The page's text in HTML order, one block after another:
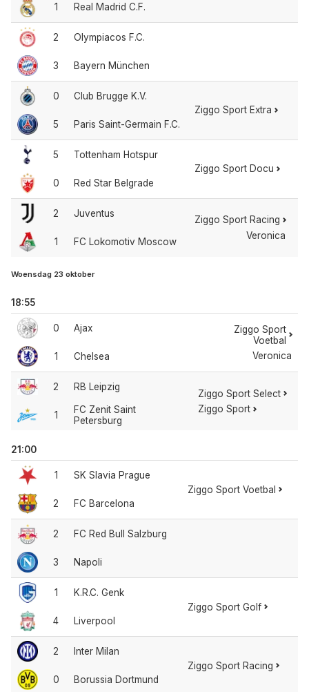
1 Real Madrid C.F.
2
3
Olympiacos F.C.
Bayern München
0
5
Club Brugge K.V.
Paris Saint-Germain F.C.
Ziggo Sport Extra
5
0
Tottenham Hotspur
Red Star Belgrade
Ziggo Sport Docu
2
1
Juventus
FC Lokomotiv Moscow
Ziggo Sport Racing
Veronica
Woensdag 23 oktober
18:55
0
1
Ajax
Chelsea
Ziggo Sport
Voetbal
Veronica
2
1
RB Leipzig
FC Zenit Saint
Petersburg
Ziggo Sport Select
Ziggo Sport
21:00
1
2
SK Slavia Prague
FC Barcelona
Ziggo Sport Voetbal
2
3
FC Red Bull Salzburg
Napoli
1
4
K.R.C. Genk
Liverpool
Ziggo Sport Golf
2
0
Inter Milan
Borussia Dortmund
Ziggo Sport Racing